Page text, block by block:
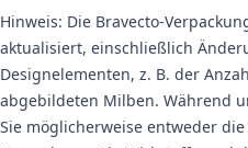
Hinweis: Die Bravecto-
aktualisiert, einschließlich
Designelementen, z. B. der
abgebildeten Milben. Während
Sie möglicherweise entweder